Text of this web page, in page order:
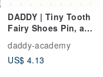
DADDY | Tiny Tooth
Fairy Shoes Pin, a
super cute charm for
shoe decoration
daddy-academy
US$ 4.13